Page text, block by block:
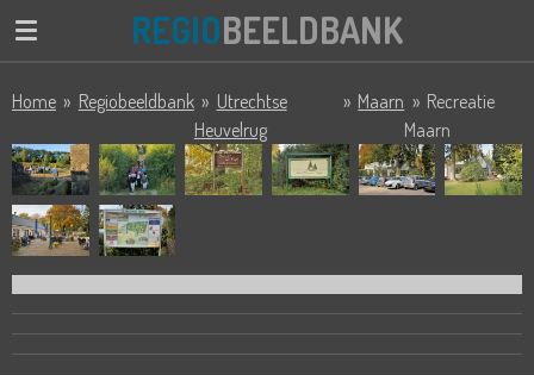
Ga
de
REGIOBEELDBANK
Home » Regiobeeldbank » Utrechtse
Heuvelrug
» Maarn » Recreatie
Maarn